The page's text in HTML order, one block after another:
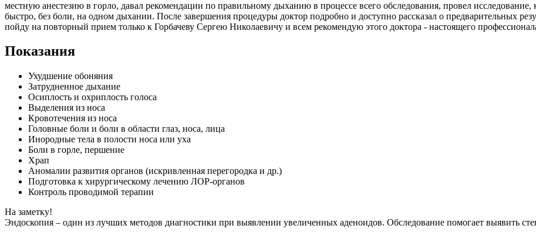
местную анестезию​ в горло, давал рекомендации по правильному дыханию в процессе всего обследования, провел
быстро, без боли, на одном дыхании. После завершения процедуры доктор подробно и доступно рассказал о предварительных
пойду на повторный прием только к Горбачеву Сергею Николаевичу и всем рекомендую этого доктора - настоящего
Показания
Ухудшение обоняния
Затрудненное дыхание
Осиплость и охриплость голоса
Выделения из носа
Кровотечения из носа
Головные боли и боли в области глаз, носа, лица
Инородные тела в полости носа или уха
Боли в горле, першение
Храп
Аномалии развития органов (искривленная перегородка и др.)
Подготовка к хирургическому лечению ЛОР-органов
Контроль проводимой терапии
На заметку!
Эндоскопия – один из лучших методов диагностики при выявлении увеличенных аденоидов. Обследование помогает выявить